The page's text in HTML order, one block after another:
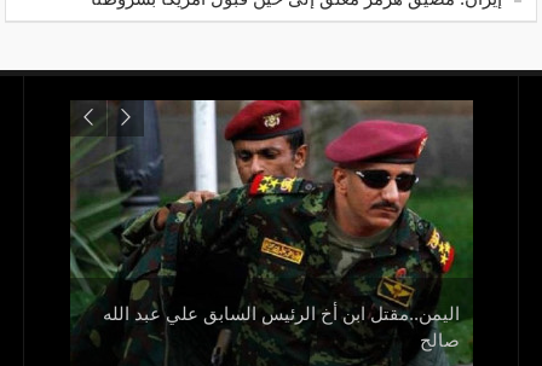
اليمن..مقتل ابن أخ الرئيس السابق علي عبد الله
صالح